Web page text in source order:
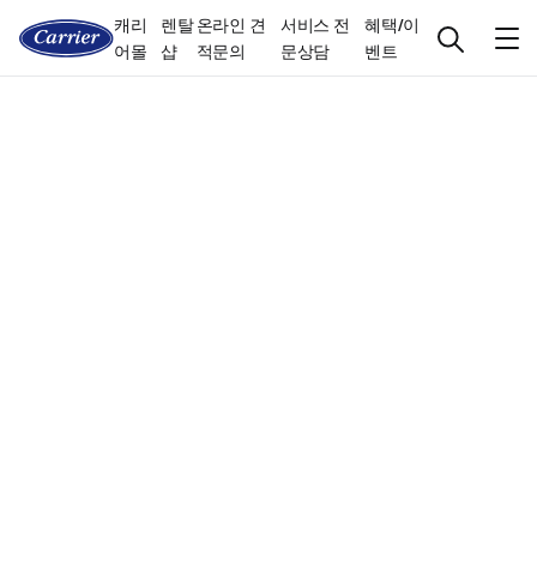
캐리
어몰
렌탈
샵
온라인 견
적문의
서비스 전
문상담
혜택/이
벤트